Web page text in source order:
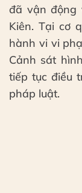
đã vận động
Kiên. Tại cơ
hành vi vi
Cảnh sát
tiếp tục điều
pháp luật.